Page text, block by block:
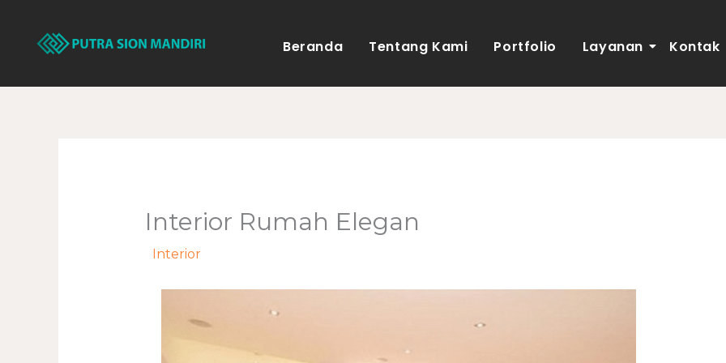
konten
Beranda Tentang Kami Portfolio Layanan Kontak
Interior Rumah Elegan
Interior/ Oleh